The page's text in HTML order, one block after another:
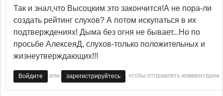
Так и знал,что Высоцким это закончится!А не пора-ли
создать рейтинг слухов? А потом искупаться в их
подтверждениях! Дыма без огня не бывает...Но по
просьбе АлексеяД, слухов-только положительных и
жизнеутверждающих!!!
Войдите или зарегистрируйтесь , чтобы отправлять комментарии